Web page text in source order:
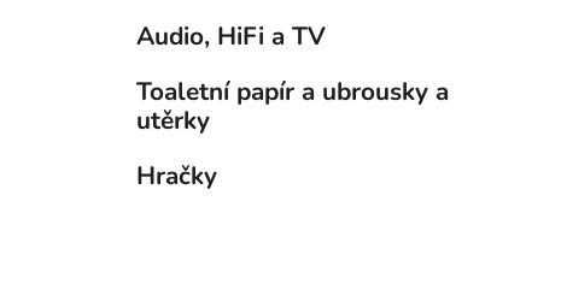
Audio, HiFi a TV
Toaletní papír a ubrousky a
utěrky
Hračky